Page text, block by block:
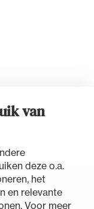
van
deze o.a.
het
en relevante
Voor meer